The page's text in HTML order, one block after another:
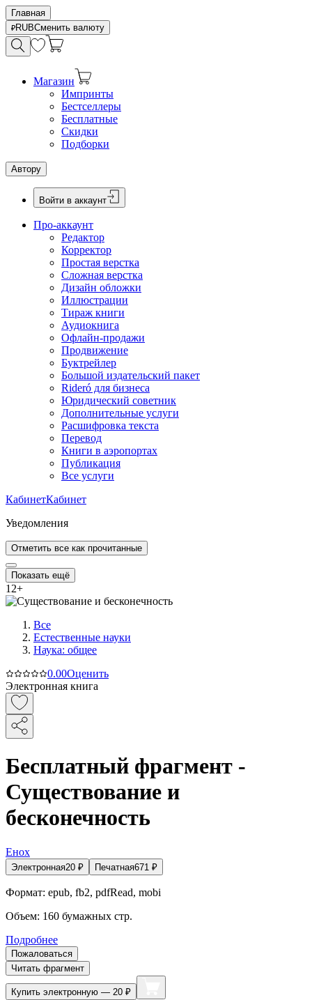
Главная
RUBСменить валюту
Магазин
Импринты
Бестселлеры
Бесплатные
Скидки
Подборки
Автору
Войти в аккаунт
Про-аккаунт
Редактор
Корректор
Простая верстка
Сложная верстка
Дизайн обложки
Иллюстрации
Тираж книги
Аудиокнига
Офлайн-продажи
Продвижение
Буктрейлер
Большой издательский пакет
Rideró для бизнеса
Юридический советник
Дополнительные услуги
Расшифровка текста
Перевод
Книги в аэропортах
Публикация
Все услуги
КабинетКабинет
Уведомления
Отметить все как прочитанные
Показать ещё
12+
Все
Естественные науки
Наука: общее
0.00Оценить
Электронная книга
Бесплатный фрагмент -
Существование и
бесконечность
Енох
Электронная20 ₽ Печатная671 ₽
Формат: epub, fb2, pdfRead, mobi
Объем: 160 бумажных стр.
Подробнее
Пожаловаться
Читать фрагмент
Купить электронную — 20 ₽